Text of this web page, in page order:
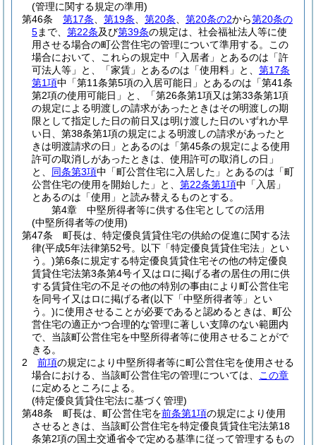
(管理に関する規定の準用)
第46条
第17条 第19条 第20条 第20条の2から第20条の
5まで、 第22条及び第39条の規定は、社会福祉法人等に使
用させる場合の町公営住宅の管理について準用する。
この
場合において、これらの規定中「入居者」とあるのは「許
可法人等」と、「家賃」とあるのは「使用料」と、 第17条
第1項中「第11条第5項の入居可能日」とあるのは「第41条
第2項の使用可能日」と、「第26条第1項又は第33条第1項
の規定による明渡しの請求があったときはその明渡しの期
限として指定した日の前日又は明け渡した日のいずれか早
い日、第38条第1項の規定による明渡しの請求があったと
きは明渡請求の日」とあるのは「第45条の規定による使用
許可の取消しがあったときは、使用許可の取消しの日」
と、 同条第3項中「町公営住宅に入居した」とあるのは「町
公営住宅の使用を開始した」と、 第22条第1項中「入居」
とあるのは「使用」と読み替えるものとする。
第4章
中堅所得者等に供する住宅としての活用
(中堅所得者等の使用)
第47条
町長は、特定優良賃貸住宅の供給の促進に関する法
律(平成5年法律第52号。以下「特定優良賃貸住宅法」とい
う。)第6条に規定する特定優良賃貸住宅その他の特定優良
賃貸住宅法第3条第4号イ又はロに掲げる者の居住の用に供
する賃貸住宅の不足その他の特別の事由により町公営住宅
を同号イ又はロに掲げる者(以下「中堅所得者等」とい
う。)に使用させることが必要であると認めるときは、町公
営住宅の適正かつ合理的な管理に著しい支障のない範囲内
で、当該町公営住宅を中堅所得者等に使用させることがで
きる。
2
前項の規定により中堅所得者等に町公営住宅を使用させる
場合における、当該町公営住宅の管理については、
この章
に定めるところによる。
(特定優良賃貸住宅法に基づく管理)
第48条
町長は、町公営住宅を前条第1項の規定により使用
させるときは、当該町公営住宅を特定優良賃貸住宅法第18
条第2項の国土交通省令で定める基準に従って管理するもの